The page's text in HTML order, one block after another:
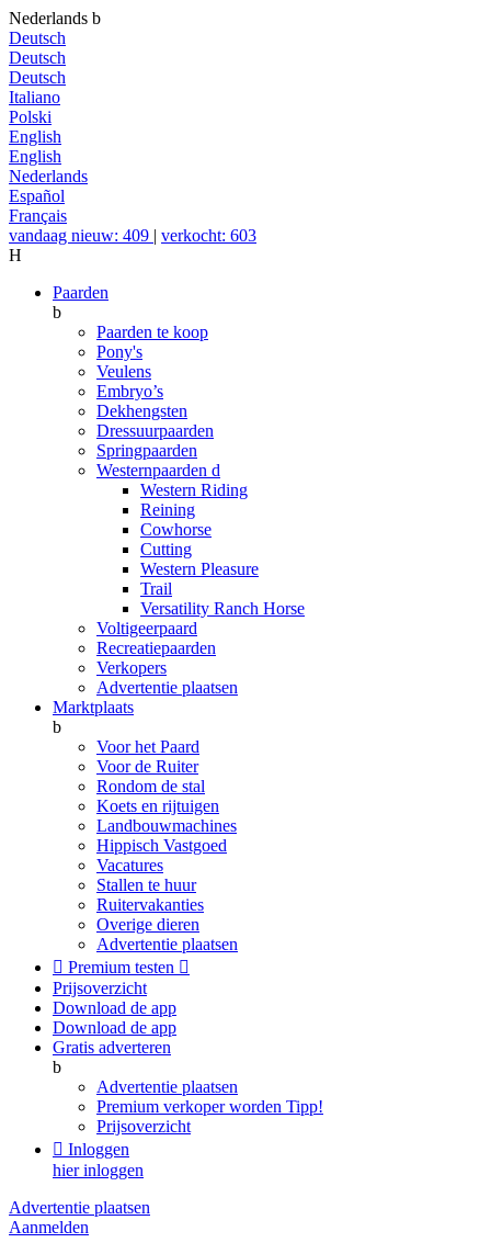
Nederlands b
Deutsch
Deutsch
Deutsch
Italiano
Polski
English
English
Nederlands
Español
Français
vandaag nieuw: 409 | verkocht: 603
H
Paarden
b
Paarden te koop
Pony's
Veulens
Embryo’s
Dekhengsten
Dressuurpaarden
Springpaarden
Westernpaarden d
Western Riding
Reining
Cowhorse
Cutting
Western Pleasure
Trail
Versatility Ranch Horse
Voltigeerpaard
Recreatiepaarden
Verkopers
Advertentie plaatsen
Marktplaats
b
Voor het Paard
Voor de Ruiter
Rondom de stal
Koets en rijtuigen
Landbouwmachines
Hippisch Vastgoed
Vacatures
Stallen te huur
Ruitervakanties
Overige dieren
Advertentie plaatsen
 Premium testen 
Prijsoverzicht
Download de app
Download de app
Gratis adverteren
b
Advertentie plaatsen
Premium verkoper worden Tipp!
Prijsoverzicht
 Inloggen
hier inloggen
Advertentie plaatsen
Aanmelden